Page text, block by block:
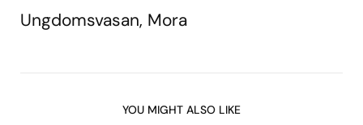
Ungdomsvasan, Mora
YOU MIGHT ALSO LIKE